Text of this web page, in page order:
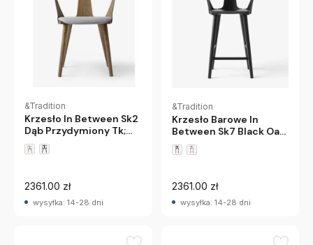
&Tradition
Krzesło In Between Sk2
Dąb Przydymiony Tk;
Fiord 171 Andtradition
2361.00 zł
wysyłka: 14-28 dni
&Tradition
Krzesło Barowe In
Between Sk7 Black Oak
Andtradition
2361.00 zł
wysyłka: 14-28 dni